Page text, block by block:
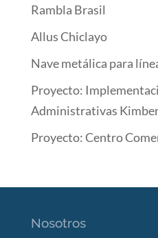
Rambla Brasil
Allus Chiclayo
Nave metálica para
Proyecto:
Administrativas
Proyecto: Centro
Nosotros